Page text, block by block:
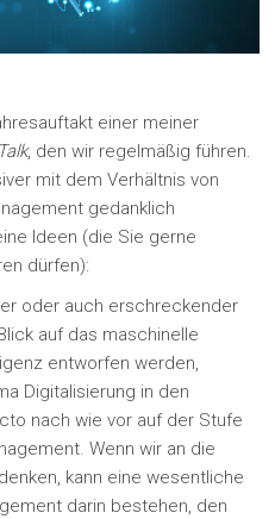
einer meiner
, den wir regelmäßig führen.
mit dem Verhältnis von
gedanklich
Ideen (die Sie gerne
dürfen):
oder auch erschreckender
auf das maschinelle
entworfen werden,
Digitalisierung in den
nach wie vor auf der Stufe
Wenn wir an die
kann eine wesentliche
darin bestehen, den